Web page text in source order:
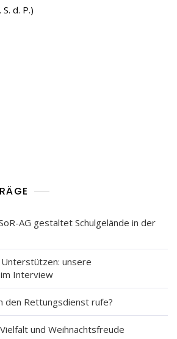
d. P.)
AG gestaltet Schulgelände in der
unsere
Interview
den Rettungsdienst rufe?
und Weihnachtsfreude